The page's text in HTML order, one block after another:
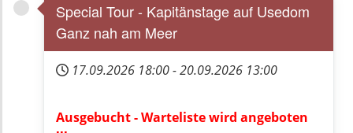
Special Tour - Kapitänstage auf Usedom
Ganz nah am Meer
17.09.2026 18:00-20.09.2026 13:00
Ausgebucht - Warteliste wird angeboten